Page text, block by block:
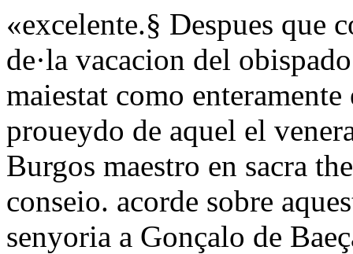
«excelente.§ Despues que
de·la vacacion del
maiestat como
proueydo de aquel el
Burgos maestro en sacra
conseio. acorde sobre
senyoria a Gonçalo de